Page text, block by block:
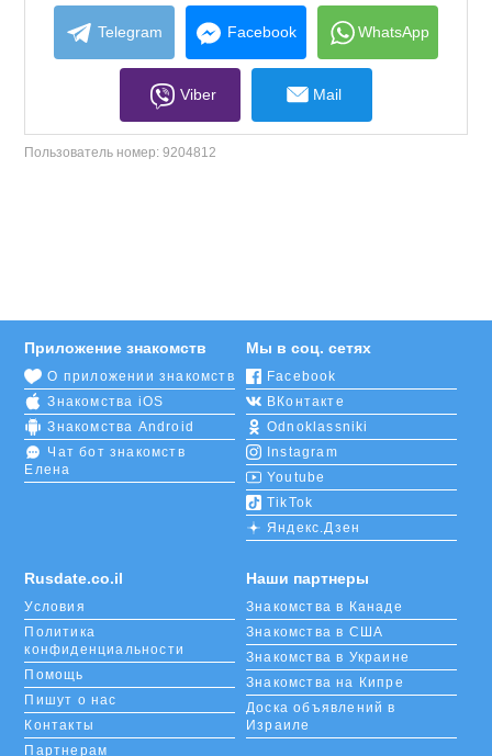
collapse
contents
Telegram Facebook WhatsApp
Viber Mail
Пользователь номер:9204812
Rusdate.co.il
Условия
Политика
конфиденциальности
Помощь
Пишут о нас
Контакты
Партнерам
Приложение знакомств
О приложении знакомств
Знакомства iOS
Знакомства Android
Чат бот знакомств
Елена
Мы в соц. сетях
Facebook
ВКонтакте
Odnoklassniki
Instagram
Youtube
TikTok
Яндекс.Дзен
Наши партнеры
Знакомства в Канаде
Знакомства в США
Знакомства в Украине
Знакомства на Кипре
Доска объявлений в
Израиле